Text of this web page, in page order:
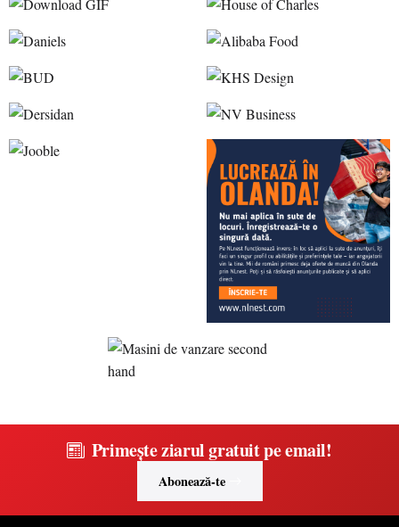
Primește ziarul gratuit pe email!
Abonează-te